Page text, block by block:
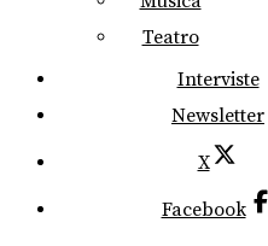
Teatro
Interviste
Newsletter
X
Facebook